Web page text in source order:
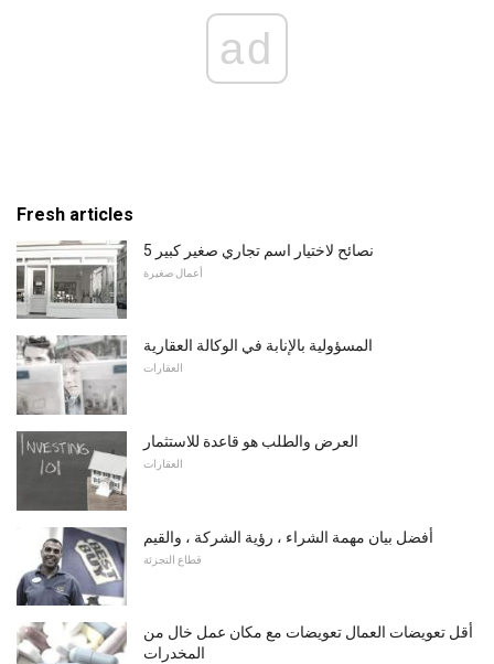
ad
Fresh articles
5 نصائح لاختيار اسم تجاري صغير كبير
أعمال صغيرة
المسؤولية بالإنابة في الوكالة العقارية
العقارات
العرض والطلب هو قاعدة للاستثمار
العقارات
أفضل بيان مهمة الشراء ، رؤية الشركة ، والقيم
قطاع التجزئة
أقل تعويضات العمال تعويضات مع مكان عمل خال من
المخدرات